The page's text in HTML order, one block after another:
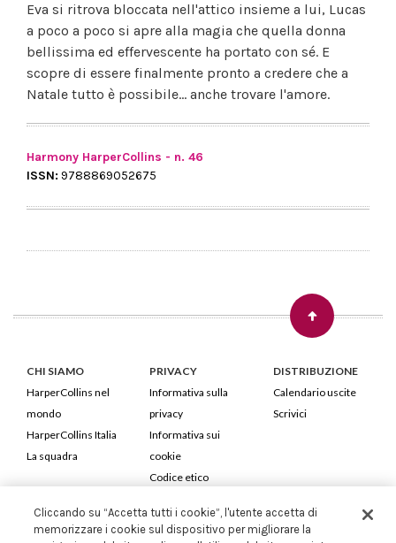
Eva si ritrova bloccata nell'attico insieme a lui, Lucas
a poco a poco si apre alla magia che quella donna
bellissima ed effervescente ha portato con sé. E
scopre di essere finalmente pronto a credere che a
Natale tutto è possibile... anche trovare l'amore.
Harmony HarperCollins - n. 46
ISSN: 9788869052675
CHI SIAMO
HarperCollins nel
mondo
HarperCollins Italia
La squadra
PRIVACY
Informativa sulla
privacy
Informativa sui
cookie
Codice etico
DISTRIBUZIONE
Calendario uscite
Scrivici
HarperCollins Italia S.p.A. Viale Monte Nero, 84 - 20135 Milano
Cliccando su “Accetta tutti i cookie”, l'utente accetta di
memorizzare i cookie sul dispositivo per migliorare la